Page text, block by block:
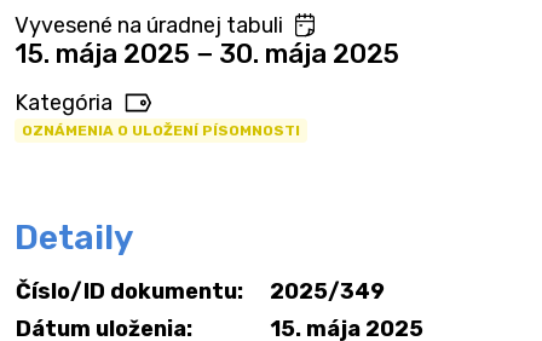
Vyvesené na úradnej tabuli
15. mája 2025 − 30. mája 2025
Kategória
OZNÁMENIA O ULOŽENÍ PÍSOMNOSTI
Detaily
Číslo/ID dokumentu:
2025/349
Dátum uloženia:
15. mája 2025